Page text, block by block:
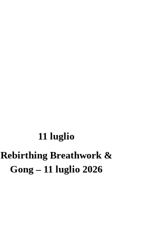
11 luglio
Rebirthing Breathwork &
Gong – 11 luglio 2026